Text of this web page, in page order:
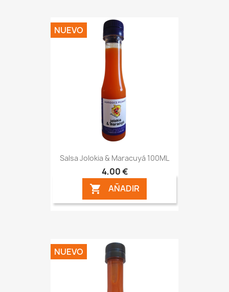
Salsa Jolokia & Maracuyá 100ML
4,00 €
 AÑADIR
NUEVO
NUEVO